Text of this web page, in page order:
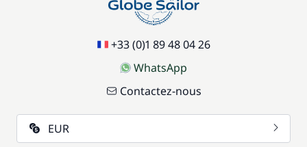
+33 (0)1 89 48 04 26
WhatsApp
Contactez-nous
EUR